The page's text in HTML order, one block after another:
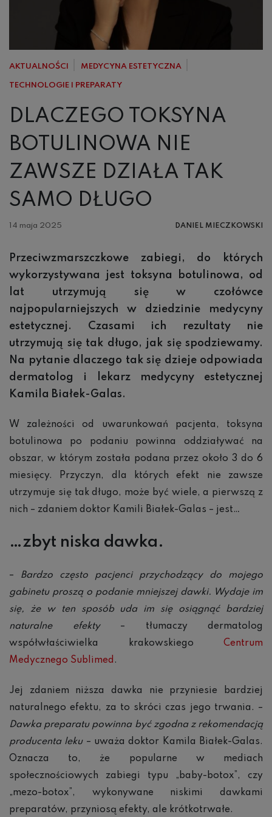
AKTUALNOŚCI MEDYCYNA ESTETYCZNA
TECHNOLOGIE I PREPARATY
DLACZEGO TOKSYNA
BOTULINOWA NIE
ZAWSZE DZIAŁA TAK
SAMO DŁUGO
14 maja 2025 DANIEL MIECZKOWSKI
Przeciwzmarszczkowe zabiegi, do których
wykorzystywana jest toksyna botulinowa, od
lat utrzymują się w czołówce
najpopularniejszych w dziedzinie medycyny
estetycznej. Czasami ich rezultaty nie
utrzymują się tak długo, jak się spodziewamy.
Na pytanie dlaczego tak się dzieje odpowiada
dermatolog i lekarz medycyny estetycznej
Kamila Białek-Galas.
W zależności od uwarunkowań pacjenta, toksyna
botulinowa po podaniu powinna oddziaływać na
obszar, w którym została podana przez około 3 do 6
miesięcy. Przyczyn, dla których efekt nie zawsze
utrzymuje się tak długo, może być wiele, a pierwszą z
nich – zdaniem doktor Kamili Białek-Galas – jest…
…zbyt niska dawka.
– Bardzo często pacjenci przychodzący do mojego
gabinetu proszą o podanie mniejszej dawki. Wydaje im
się, że w ten sposób uda im się osiągnąć bardziej
naturalne efekty– tłumaczy dermatolog
współwłaściwielka krakowskiego Centrum
Medycznego Sublimed .
Jej zdaniem niższa dawka nie przyniesie bardziej
naturalnego efektu, za to skróci czas jego trwania. –
Dawka preparatu powinna być zgodna z rekomendacją
producenta leku– uważa doktor Kamila Białek-Galas.
Oznacza to, że popularne w mediach
społecznościowych zabiegi typu „baby-botox”, czy
„mezo-botox”, wykonywane niskimi dawkami
preparatów, przyniosą efekty, ale krótkotrwałe.